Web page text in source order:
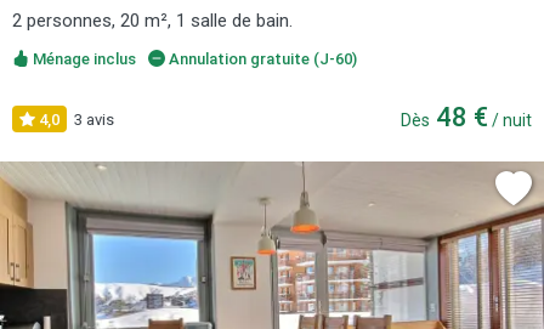
2 personnes, 20 m², 1 salle de bain.
Ménage inclus Annulation gratuite (J-60)
4,0 3 avis Dès 48 € / nuit